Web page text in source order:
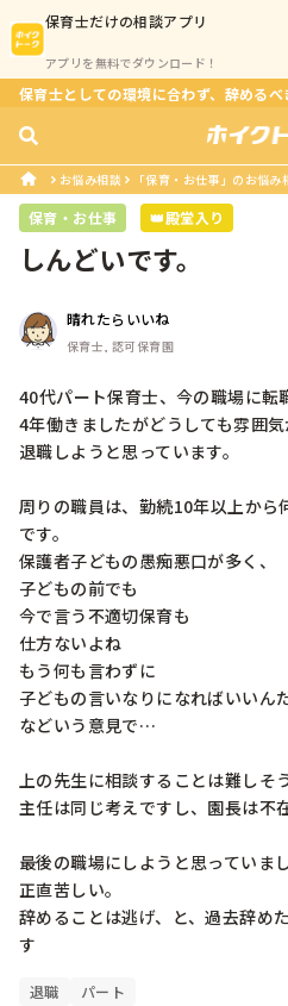
保育士だけの相談アプリ
アプリを無料でダウンロード！
保育士としての環境に合わず、辞めるべ
お悩み相談 「保育・お仕事」のお悩み
保育・お仕事 👑殿堂入り
しんどいです。
晴れたらいいね
保育士, 認可保育園
40代パート保育士、今の職場に転
4年働きましたがどうしても雰囲
退職しようと思っています。
周りの職員は、勤続10年以上から
です。
保護者子どもの愚痴悪口が多く、
子どもの前でも
今で言う不適切保育も
仕方ないよね
もう何も言わずに
子どもの言いなりになればいいん
などいう意見で…
上の先生に相談することは難しそう
主任は同じ考えですし、園長は不
最後の職場にしようと思っていま
正直苦しい。
辞めることは逃げ、と、過去辞め
退職 パート